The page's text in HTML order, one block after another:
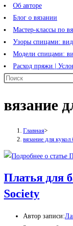
Об авторе
Блог о вязании
Мастер-классы по
Узоры спицами:
Модели спицами:
Расход пряжи |
вязание
Главная>
вязание для
Платья для
Society
Автор записи: